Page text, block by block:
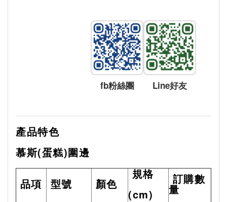
fb粉絲團 Line好友
產品特色
慕斯(蛋糕)圍邊
品項 型號 顏色
規格
(cm)
訂購數
量